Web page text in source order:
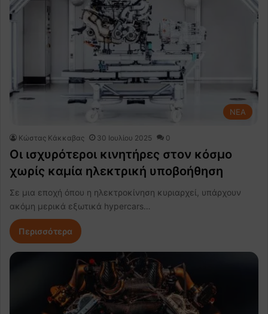
NEA
Κώστας Κάκκαβας 30 Ιουλίου 2025 0
Οι ισχυρότεροι κινητήρες στον κόσμο
χωρίς καμία ηλεκτρική υποβοήθηση
Σε μια εποχή όπου η ηλεκτροκίνηση κυριαρχεί, υπάρχουν
ακόμη μερικά εξωτικά hypercars…
Περισσότερα